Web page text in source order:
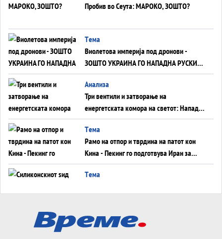
Пробив во Сеута: МАРОКО, ЗОШТО?
Tема
Виолетова империја под дронови -
ЗОШТО УКРАИНА ГО НАПАДНА РУСКИОТ
WILDBERRIES
Aнализа
Три вентили и затворање на
енергетската комора на светот: Нападот
во Суец најавува глобален енергетски
инфаркт?
Tема
Рамо на отпор и тврдина на патот кон
Кина - Пекинг го подготвува Иран за
американска копнена инвазија
Tема
Tема
Трамп тврди дека повторно „разговара“